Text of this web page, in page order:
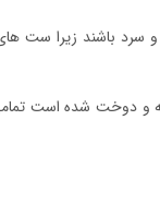
باید 4 فصل باشند که متناسب
و دوخت شده است